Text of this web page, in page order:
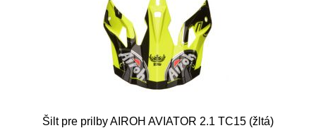
Šilt pre prilby AIROH AVIATOR 2.1 TC15 (žltá)